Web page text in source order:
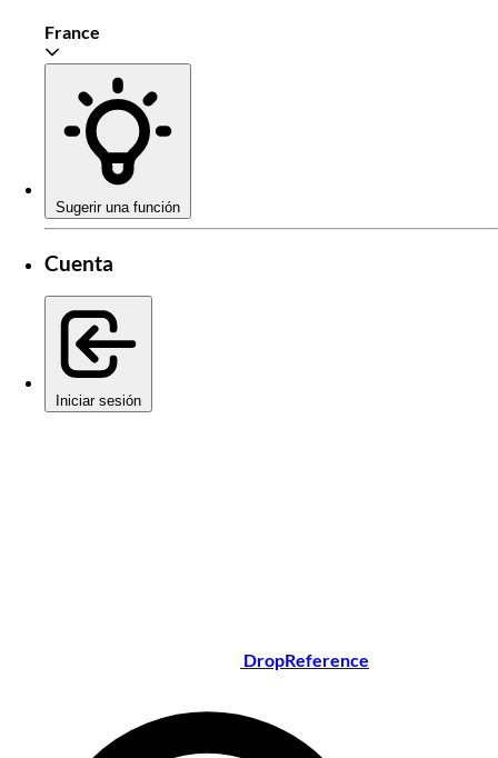
France
Sugerir una función
Cuenta
Iniciar sesión
DropReference